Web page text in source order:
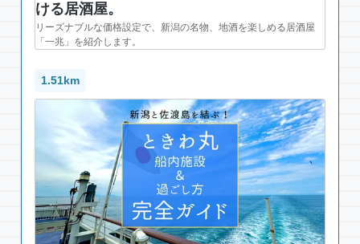
ける居酒屋。
リーズナブルな価格設定で、新潟の名物、地酒を楽しめる居酒屋
「一兆」を紹介します。
1.51km